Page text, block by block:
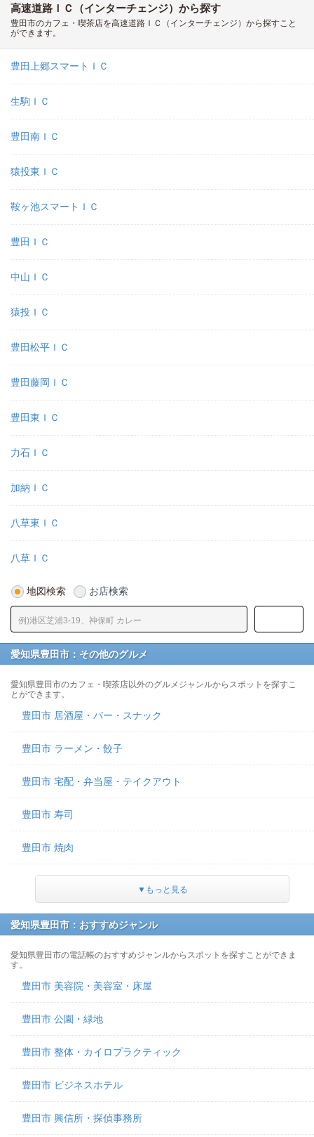
高速道路ＩＣ（インターチェンジ）から探す
豊田市のカフェ・喫茶店を高速道路ＩＣ（インターチェンジ）から探すこと
ができます。
豊田上郷スマートＩＣ
生駒ＩＣ
豊田南ＩＣ
猿投東ＩＣ
鞍ヶ池スマートＩＣ
豊田ＩＣ
中山ＩＣ
猿投ＩＣ
豊田松平ＩＣ
豊田藤岡ＩＣ
豊田東ＩＣ
力石ＩＣ
加納ＩＣ
八草東ＩＣ
八草ＩＣ
地図検索 お店検索
愛知県豊田市：その他のグルメ
愛知県豊田市のカフェ・喫茶店以外のグルメジャンルからスポットを探すこ
とができます。
豊田市 居酒屋・バー・スナック
豊田市 ラーメン・餃子
豊田市 宅配・弁当屋・テイクアウト
豊田市 寿司
豊田市 焼肉
▼もっと見る
愛知県豊田市：おすすめジャンル
愛知県豊田市の電話帳のおすすめジャンルからスポットを探すことができま
す。
豊田市 美容院・美容室・床屋
豊田市 公園・緑地
豊田市 整体・カイロプラクティック
豊田市 ビジネスホテル
豊田市 興信所・探偵事務所